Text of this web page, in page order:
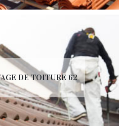
DE TOITURE 62